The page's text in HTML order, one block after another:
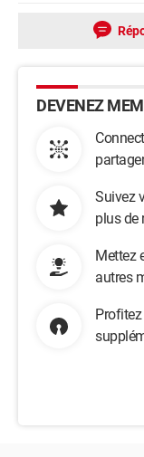
DEVENEZ
Suivez
plus de
Mettez
autres